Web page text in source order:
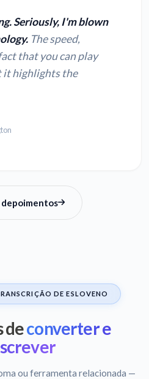
Seriously, I'm blown
The speed,
that you can play
it highlights the
depoimentos
DE ESLOVENO
deconverter e
ou ferramenta relacionada —